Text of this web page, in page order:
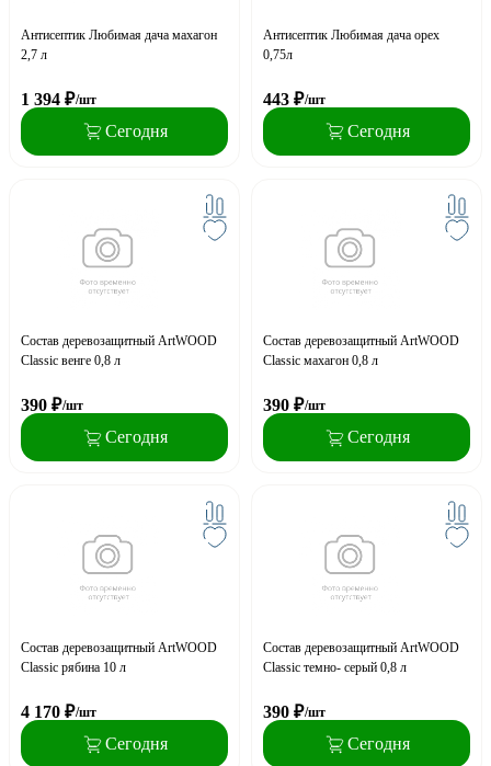
Антисептик Любимая дача махагон
2,7 л
1 394 ₽/шт
Сегодня
Антисептик Любимая дача орех
0,75л
443 ₽/шт
Сегодня
Состав деревозащитный ArtWOOD
Classic венге 0,8 л
390 ₽/шт
Сегодня
Состав деревозащитный ArtWOOD
Classic махагон 0,8 л
390 ₽/шт
Сегодня
Состав деревозащитный ArtWOOD
Classic рябина 10 л
4 170 ₽/шт
Сегодня
Состав деревозащитный ArtWOOD
Classic темно- серый 0,8 л
390 ₽/шт
Сегодня